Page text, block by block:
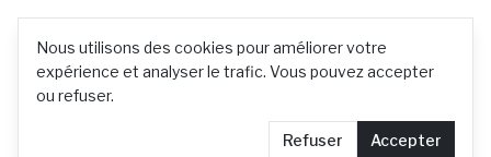
Nous utilisons des cookies pour améliorer votre
expérience et analyser le trafic. Vous pouvez accepter
ou refuser.
Refuser Accepter